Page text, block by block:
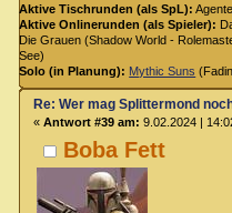
Aktive Tischrunden (als SpL):
Aktive Onlinerunden (als Spieler):
Die Grauen (Shadow World -
See)
Solo (in Planung): Mythic Suns
Boba Fett
Re: Wer mag Splittermond
« Antwort #39 am: 9.02.2024 |